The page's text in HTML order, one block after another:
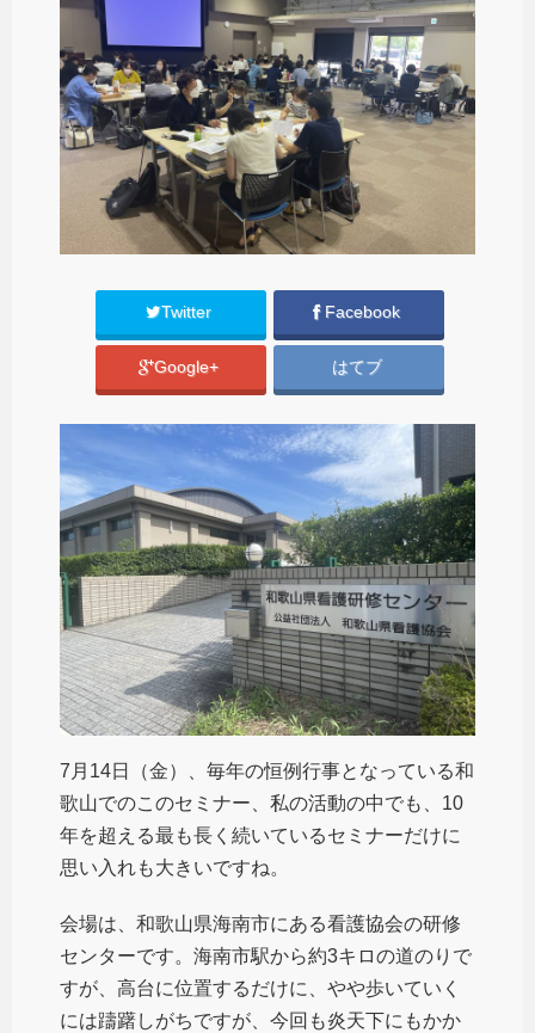
Twitter Facebook
Google+ はてブ
7月14日（金）、毎年の恒例行事となっている和
歌山でのこのセミナー、私の活動の中でも、10
年を超える最も長く続いているセミナーだけに
思い入れも大きいですね。
会場は、和歌山県海南市にある看護協会の研修
センターです。海南市駅から約3キロの道のりで
すが、高台に位置するだけに、やや歩いていく
には躊躇しがちですが、今回も炎天下にもかか